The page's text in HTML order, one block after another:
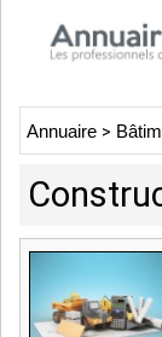
Annuaire >